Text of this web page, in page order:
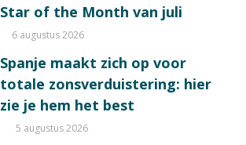
Star of the Month van juli
6 augustus 2026
Spanje maakt zich op voor
totale zonsverduistering: hier
zie je hem het best
5 augustus 2026